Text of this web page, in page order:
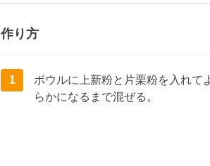
作り方
1
ボウルに上新粉と片栗粉を入れて
らかになるまで混ぜる。